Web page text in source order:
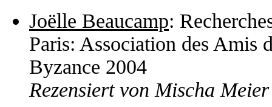
Joëlle Beaucamp:
Paris: Association des Amis
Byzance 2004
Rezensiert von Mischa Meier